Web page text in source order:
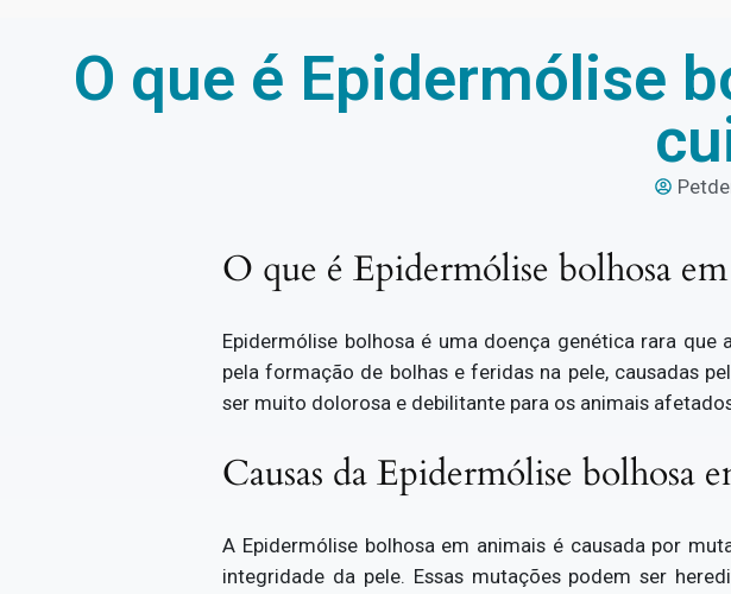
O que é Epidermólise
O que é Epidermólise bolhosa
Epidermólise bolhosa é uma doença genética rara
pela formação de bolhas e feridas na pele, causadas
ser muito dolorosa e debilitante para os animais
Causas da Epidermólise bolhosa
A Epidermólise bolhosa em animais é causada por
integridade da pele. Essas mutações podem ser